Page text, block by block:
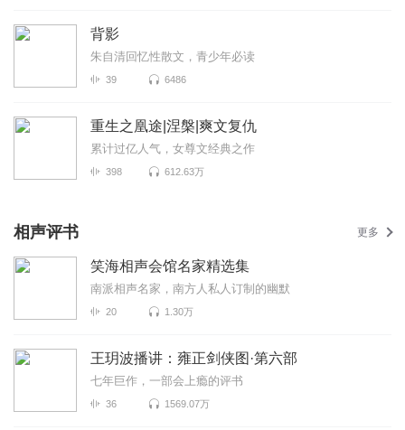
背影
朱自清回忆性散文，青少年必读
39 6486
重生之凰途|涅槃|爽文复仇
累计过亿人气，女尊文经典之作
398 612.63万
相声评书 更多
笑海相声会馆名家精选集
南派相声名家，南方人私人订制的幽默
20 1.30万
王玥波播讲：雍正剑侠图·第六部
七年巨作，一部会上瘾的评书
36 1569.07万